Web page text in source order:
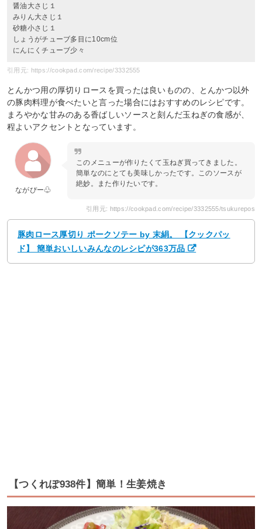
醤油大さじ１
みりん大さじ１
砂糖小さじ１
しょうがチューブ多目に10cm位
にんにくチューブ少々
引用元: https://cookpad.com/recipe/3332555
とんかつ用の厚切りロースを買ったは良いものの、とんかつ以外
の豚肉料理が食べたいと言った場合にはおすすめのレシピです。
まろやかな甘みのある香ばしいソースと刻んだ玉ねぎの食感が、
程よいアクセントとなっています。
ながぴー♧
このメニューが作りたくて玉ねぎ買ってきました。
簡単なのにとても美味しかったです。このソースが
絶妙。また作りたいです。
引用元: https://cookpad.com/recipe/3332555/tsukurepos
豚肉ロース厚切り ポークソテー by 末絹。 【クックパッ
ド】 簡単おいしいみんなのレシピが363万品
【つくれぽ938件】簡単！生姜焼き